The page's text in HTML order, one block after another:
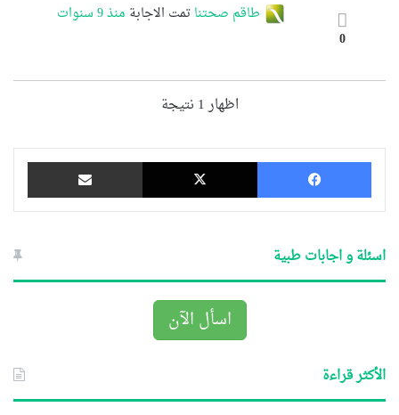
0
طاقم صحتناتمت الاجابة منذ 9 سنوات
اظهار 1 نتيجة
فيسبوك ‫X
اسئلة و اجابات طبية
اسأل الآن
الأكثر قراءة